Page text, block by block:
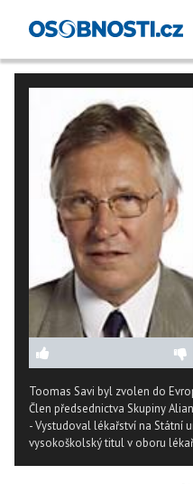
Toomas Savi byl zvolen do
Člen předsednictva Skupiny
- Vystudoval lékařství na Státní
vysokoškolský titul v oboru